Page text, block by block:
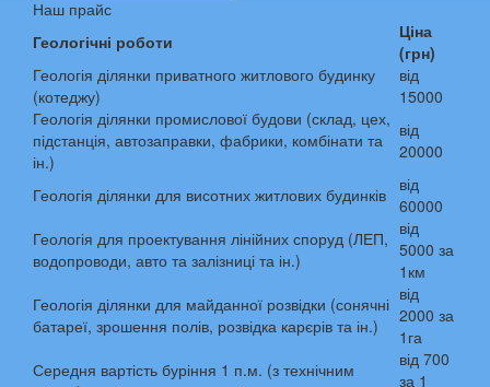
Наш прайс
Геологічні роботи
Ціна
(грн)
Геологія ділянки приватного житлового будинку
(котеджу)
від
15000
Геологія ділянки промислової будови (склад, цех,
підстанція, автозаправки, фабрики, комбінати та
ін.)
від
20000
Геологія ділянки для висотних житлових будинків
від
60000
Геологія для проектування лінійних споруд (ЛЕП,
водопроводи, авто та залізниці та ін.)
від
5000 за
1км
Геологія ділянки для майданної розвідки (сонячні
батареї, зрошення полів, розвідка карєрів та ін.)
від
2000 за
1га
Середня вартість буріння 1 п.м. (з технічним
від 700
за 1